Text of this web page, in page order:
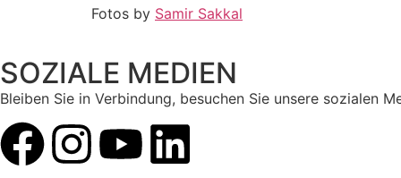
Fotos by Samir Sakkal
SOZIALE MEDIEN
Bleiben Sie in Verbindung, besuchen Sie unsere sozialen